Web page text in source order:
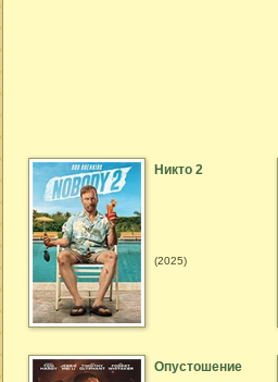
Никто 2
(2025)
Опустошение